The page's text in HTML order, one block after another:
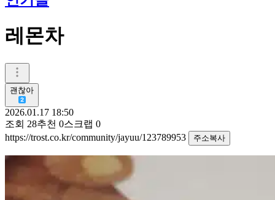
레몬차
괜찮아
2026.01.17 18:50
조회 28추천 0스크랩 0
https://trost.co.kr/community/jayuu/123789953
주소복사